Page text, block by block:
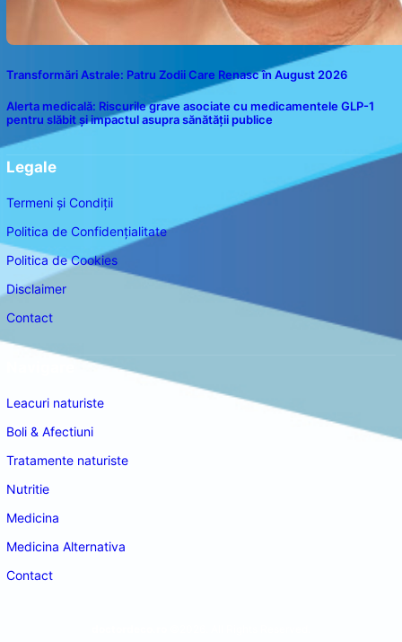
Transformări Astrale: Patru Zodii Care Renasc în August 2026
Alerta medicală: Riscurile grave asociate cu medicamentele GLP-1
pentru slăbit și impactul asupra sănătății publice
Legale
Termeni și Condiții
Politica de Confidențialitate
Politica de Cookies
Disclaimer
Contact
Leacuri naturiste
Boli & Afectiuni
Tratamente naturiste
Nutritie
Medicina
Medicina Alternativa
Contact